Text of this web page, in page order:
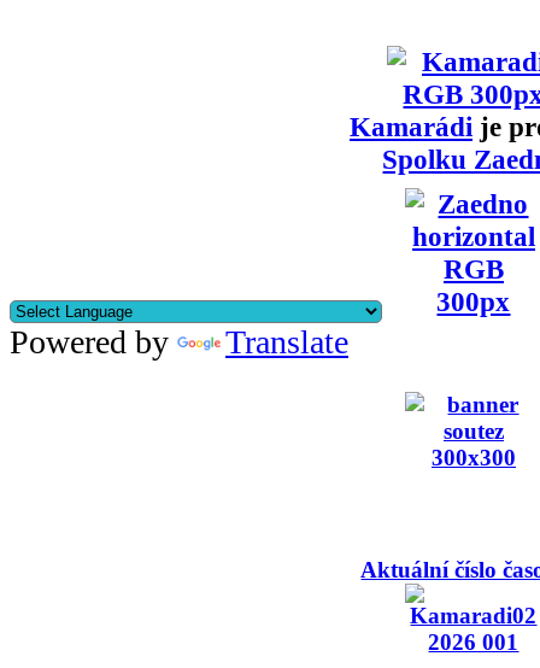
Kamarádi je
Spolku
Powered by Translate
Aktuální číslo